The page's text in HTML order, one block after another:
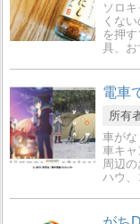
ソロ
くな
を押
具、
電車
所有
車が
車キ
周辺
ハウ、